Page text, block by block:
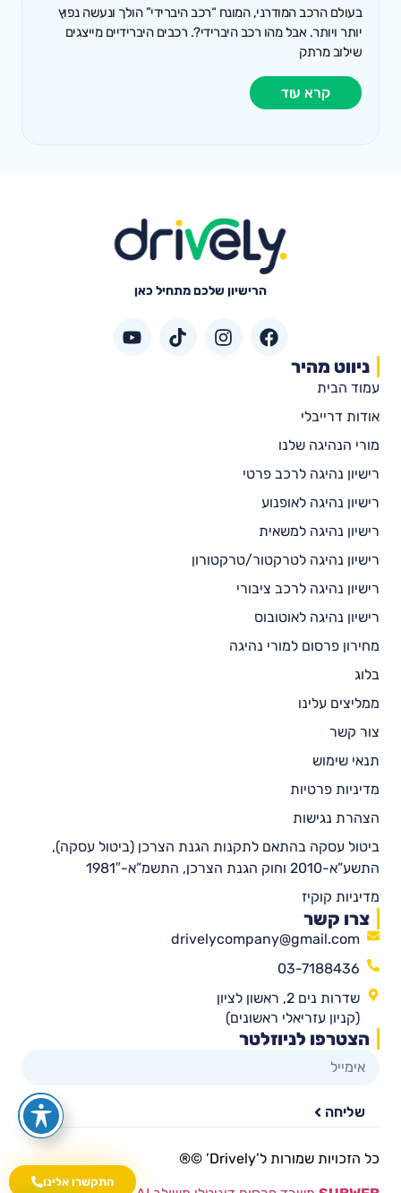
התקשרו אלינו
בעולם הרכב המודרני, המונח “רכב היברידי” הולך ונעשה נפוץ
יותר ויותר. אבל מהו רכב היברידי?. רכבים היברידיים מייצגים
שילוב מרתק
קרא עוד
הרישיון שלכם מתחיל כאן
ניווט מהיר
עמוד הבית
אודות דרייבלי
מורי הנהיגה שלנו
רישיון נהיגה לרכב פרטי
רישיון נהיגה לאופנוע
רישיון נהיגה למשאית
רישיון נהיגה לטרקטור/טרקטורון
רישיון נהיגה לרכב ציבורי
רישיון נהיגה לאוטובוס
מחירון פרסום למורי נהיגה
בלוג
ממליצים עלינו
צור קשר
תנאי שימוש
מדיניות פרטיות
הצהרת נגישות
ביטול עסקה בהתאם לתקנות הגנת הצרכן (ביטול עסקה),
התשע”א-2010 וחוק הגנת הצרכן, התשמ”א-1981″
מדיניות קוקיז
צרו קשר
drivelycompany@gmail.com
03-7188436
שדרות נים 2, ראשון לציון
(קניון עזריאלי ראשונים)
הצטרפו לניוזלטר
שליחה
כל הזכויות שמורות ל’Drively’ ©®​